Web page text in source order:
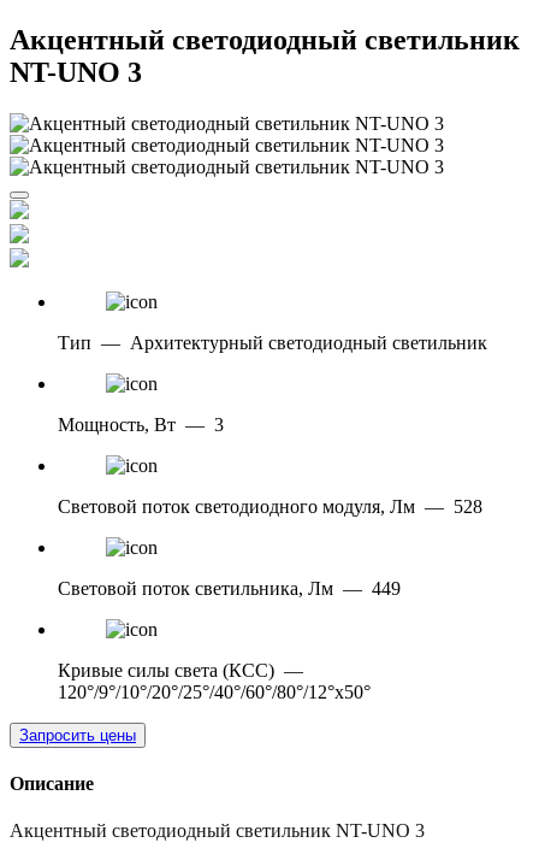
Акцентный светодиодный светильник
NT-UNO 3
Тип — Архитектурный светодиодный светильник
Мощность, Вт — 3
Световой поток светодиодного модуля, Лм — 528
Световой поток светильника, Лм — 449
Кривые силы света (КСС) —
120°/9°/10°/20°/25°/40°/60°/80°/12°х50°
Запросить цены
Описание
Акцентный светодиодный светильник NT-UNO 3